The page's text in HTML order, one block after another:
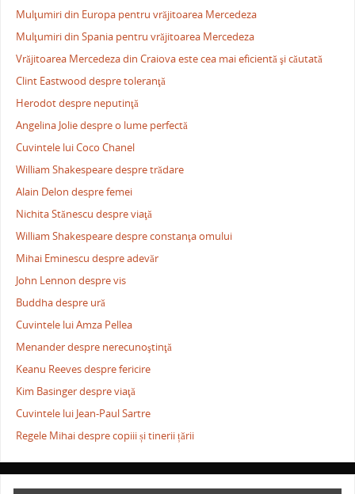
Mulţumiri din Europa pentru vrăjitoarea Mercedeza
Mulţumiri din Spania pentru vrăjitoarea Mercedeza
Vrăjitoarea Mercedeza din Craiova este cea mai eficientă şi căutată
Clint Eastwood despre toleranţă
Herodot despre neputinţă
Angelina Jolie despre o lume perfectă
Cuvintele lui Coco Chanel
William Shakespeare despre trădare
Alain Delon despre femei
Nichita Stănescu despre viaţă
William Shakespeare despre constanţa omului
Mihai Eminescu despre adevăr
John Lennon despre vis
Buddha despre ură
Cuvintele lui Amza Pellea
Menander despre nerecunoştinţă
Keanu Reeves despre fericire
Kim Basinger despre viaţă
Cuvintele lui Jean-Paul Sartre
Regele Mihai despre copiii și tinerii țării